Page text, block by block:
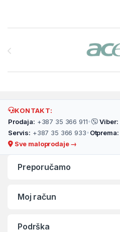
KONTAKT:
Prodaja: +387 35 366 911• Viber:
Servis: +387 35 366 933• Otprema:
Sve maloprodaje →
Preporučamo
Moj račun
Podrška